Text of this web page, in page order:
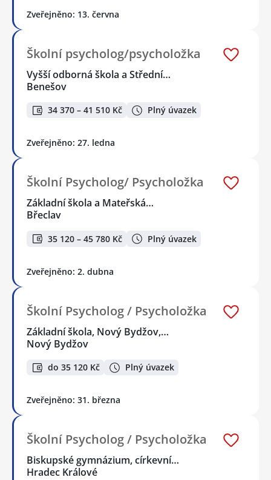
Zveřejněno: 13. června
Školní psycholog/psycholožka
Vyšší odborná škola a Střední…
Benešov
34 370 – 41 510 Kč Plný úvazek
Zveřejněno: 27. ledna
Školní Psycholog/ Psycholožka
Základní škola a Mateřská…
Břeclav
35 120 – 45 780 Kč Plný úvazek
Zveřejněno: 2. dubna
Školní Psycholog / Psycholožka
Základní škola, Nový Bydžov,…
Nový Bydžov
do 35 120 Kč Plný úvazek
Zveřejněno: 31. března
Školní Psycholog / Psycholožka
Biskupské gymnázium, církevní…
Hradec Králové